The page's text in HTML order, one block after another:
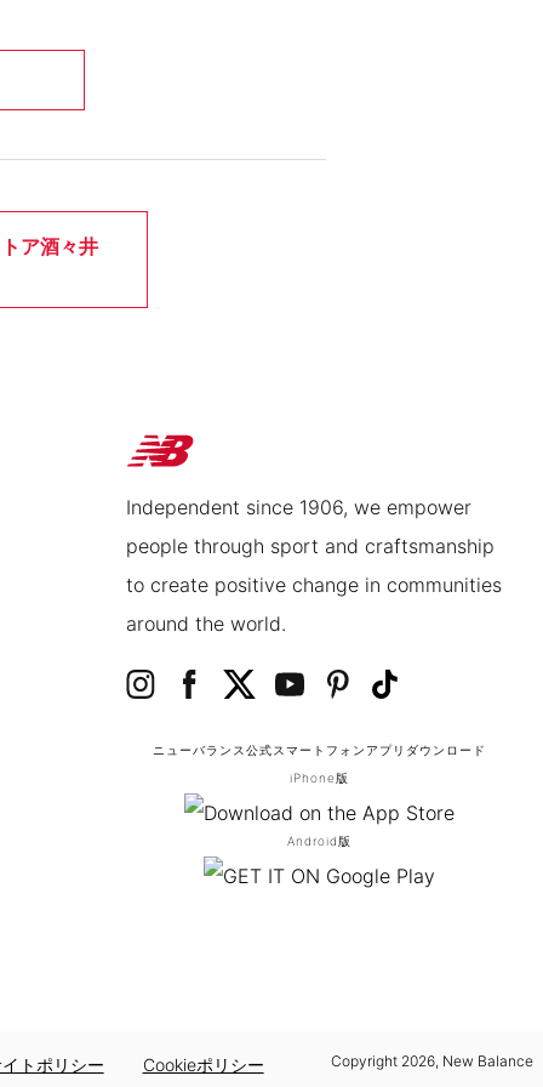
ア酒々井
Independent since 1906, we empower
people through sport and craftsmanship
to create positive change in communities
around the world.
ニューバランス公式スマートフォンアプリ ダウンロード
iPhone版
Android版
トポリシー Cookieポリシー Copyright 2026, New Balance